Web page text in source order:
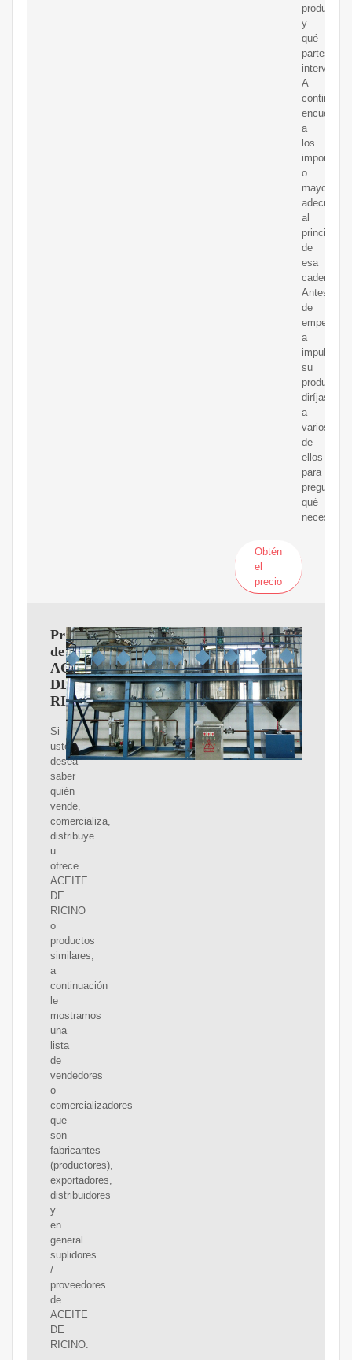
producto
y
qué
partes
A
encuentre
a
los
o
mayoristas
adecuados
al
principio
de
esa
cadena.
Antes
de
empezar
a
impulsar
su
producto,
diríjase
a
varios
de
ellos
para
qué
necesitan.
Obtén
el
precio
Proveedores
de
ACEITE
DE
RICINO
Si
usted
desea
saber
quién
vende,
comercializa,
distribuye
u
ofrece
ACEITE
DE
RICINO
o
productos
similares,
a
continuación
le
mostramos
una
lista
de
vendedores
o
comercializadores
que
son
fabricantes
(productores),
exportadores,
distribuidores
y
en
general
suplidores
/
proveedores
de
ACEITE
DE
RICINO.